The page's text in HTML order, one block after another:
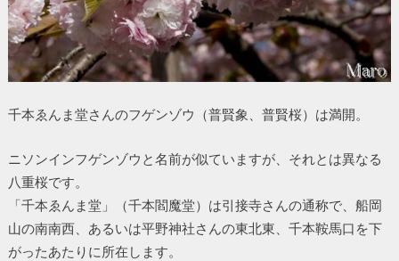
千本ゑんま堂さんのフゲンゾウ（普賢象、普賢桜）は満開。
ニソンインフゲンゾウと名前が似ていますが、それとは異なる
八重桜です。
「千本ゑんま堂」（千本閻魔堂）は引接寺さんの通称で、船岡
山の南南西、あるいは平野神社さんの東北東、千本鞍馬口を下
がったあたりに所在します。